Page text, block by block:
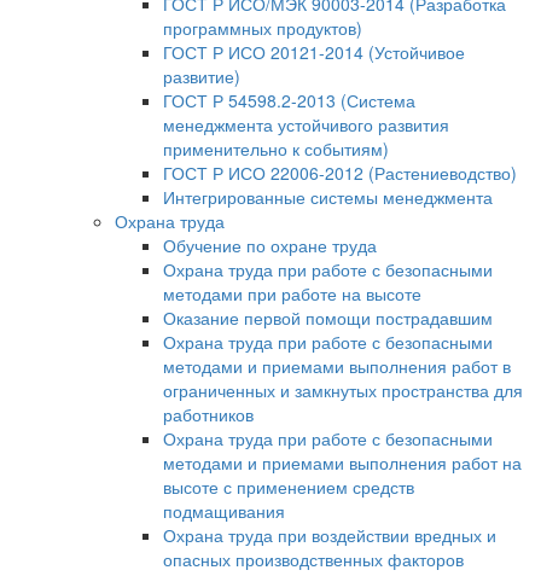
программных продуктов)
ГОСТ Р ИСО 20121-2014 (Устойчивое
развитие)
ГОСТ Р 54598.2-2013 (Система
менеджмента устойчивого развития
применительно к событиям)
ГОСТ Р ИСО 22006-2012 (Растениеводство)
Интегрированные системы менеджмента
Охрана труда
Обучение по охране труда
Охрана труда при работе с безопасными
методами при работе на высоте
Оказание первой помощи пострадавшим
Охрана труда при работе с безопасными
методами и приемами выполнения работ в
ограниченных и замкнутых пространства для
работников
Охрана труда при работе с безопасными
методами и приемами выполнения работ на
высоте с применением средств
подмащивания
Охрана труда при воздействии вредных и
опасных производственных факторов